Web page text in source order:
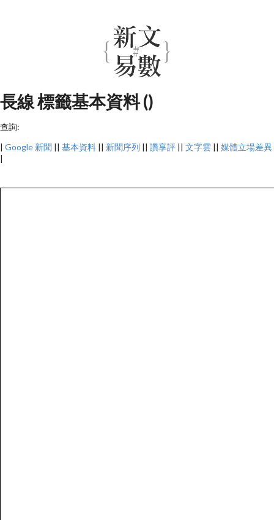
長線 標籤基本資料 ()
查詢:
| Google 新聞 || 基本資料 || 新聞序列 || 讚享評 || 文字雲 || 媒體立場差異
|